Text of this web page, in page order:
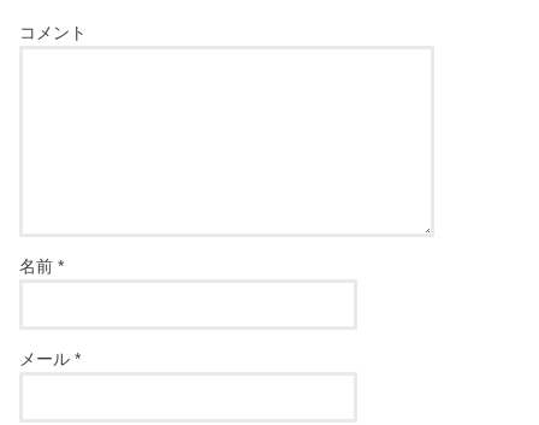
コメント
名前*
メール*